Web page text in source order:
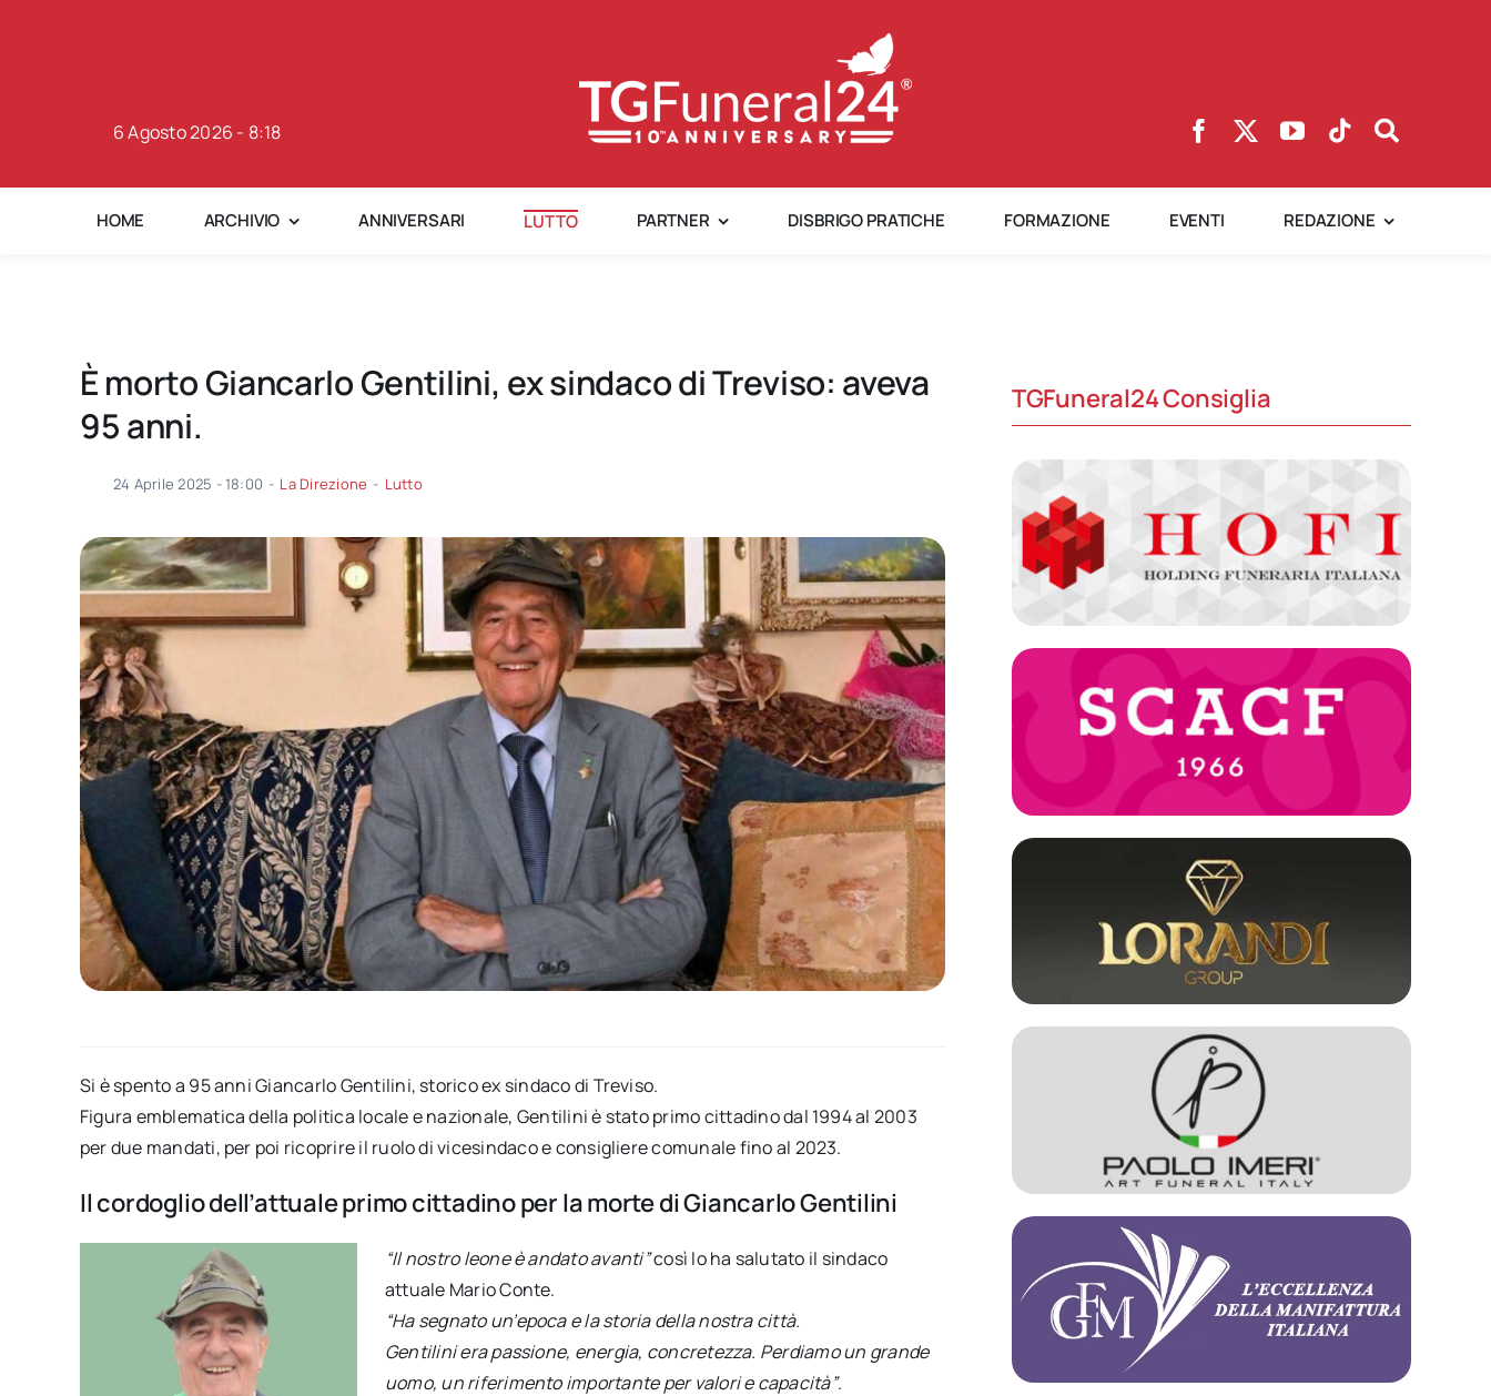
6 Agosto 2026 - 8:18
HOME ARCHIVIO ANNIVERSARI LUTTO PARTNER DISBRIGO PRATICHE FORMAZIONE EVENTI REDAZIONE
È morto Giancarlo Gentilini, ex sindaco di Treviso: aveva
95 anni.
24 Aprile 2025 - 18:00 - La Direzione - Lutto
Si è spento a 95 anni Giancarlo Gentilini, storico ex sindaco di Treviso.
Figura emblematica della politica locale e nazionale, Gentilini è stato primo cittadino dal 1994 al 2003
per due mandati, per poi ricoprire il ruolo di vicesindaco e consigliere comunale fino al 2023.
Il cordoglio dell’attuale primo cittadino per la morte di Giancarlo Gentilini
“Il nostro leone è andato avanti”così lo ha salutato il sindaco
attuale Mario Conte.
“Ha segnato un’epoca e la storia della nostra città.
Gentilini era passione, energia, concretezza. Perdiamo un grande
uomo, un riferimento importante per valori e capacità”.
TGFuneral24 Consiglia